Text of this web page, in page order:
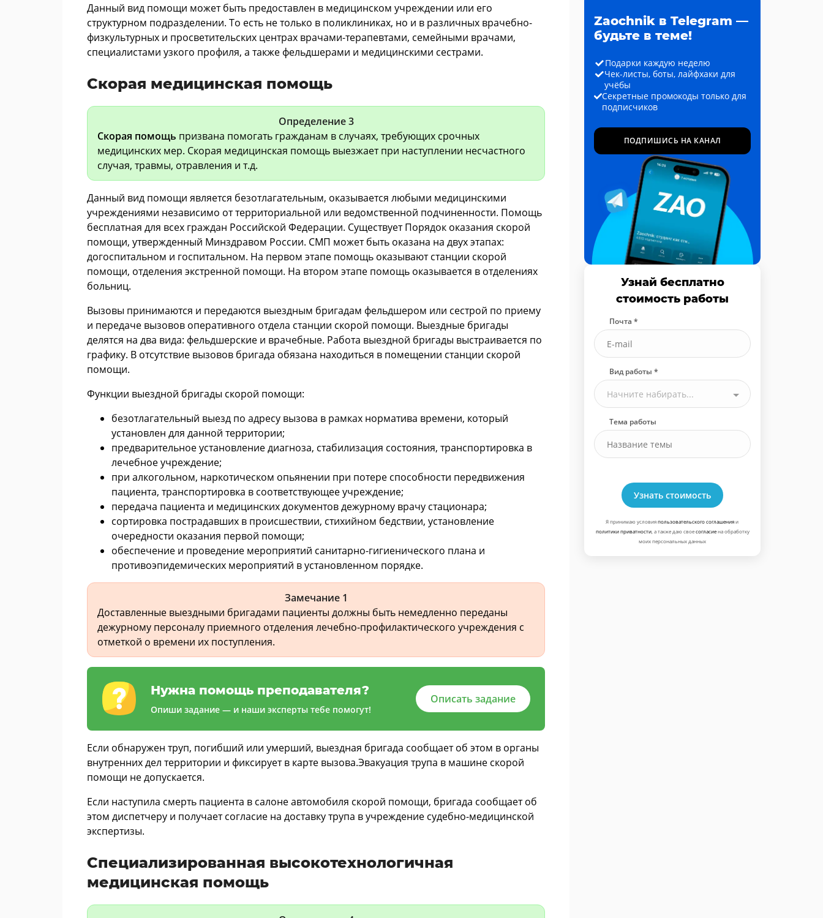
Данный вид помощи может быть предоставлен в медицинском учреждении или его
структурном подразделении. То есть не только в поликлиниках, но и в различных врачебно-
физкультурных и просветительских центрах врачами-терапевтами, семейными врачами,
специалистами узкого профиля, а также фельдшерами и медицинскими сестрами.
Скорая медицинская помощь
Определение 3
Скорая помощь призвана помогать гражданам в случаях, требующих срочных
медицинских мер. Скорая медицинская помощь выезжает при наступлении несчастного
случая, травмы, отравления и т.д.
Данный вид помощи является безотлагательным, оказывается любыми медицинскими
учреждениями независимо от территориальной или ведомственной подчиненности. Помощь
бесплатная для всех граждан Российской Федерации. Существует Порядок оказания скорой
помощи, утвержденный Минздравом России. СМП может быть оказана на двух этапах:
догоспитальном и госпитальном. На первом этапе помощь оказывают станции скорой
помощи, отделения экстренной помощи. На втором этапе помощь оказывается в отделениях
больниц.
Вызовы принимаются и передаются выездным бригадам фельдшером или сестрой по приему
и передаче вызовов оперативного отдела станции скорой помощи. Выездные бригады
делятся на два вида: фельдшерские и врачебные. Работа выездной бригады выстраивается по
графику. В отсутствие вызовов бригада обязана находиться в помещении станции скорой
помощи.
Функции выездной бригады скорой помощи:
безотлагательный выезд по адресу вызова в рамках норматива времени, который
установлен для данной территории;
предварительное установление диагноза, стабилизация состояния, транспортировка в
лечебное учреждение;
при алкогольном, наркотическом опьянении при потере способности передвижения
пациента, транспортировка в соответствующее учреждение;
передача пациента и медицинских документов дежурному врачу стационара;
сортировка пострадавших в происшествии, стихийном бедствии, установление
очередности оказания первой помощи;
обеспечение и проведение мероприятий санитарно-гигиенического плана и
противоэпидемических мероприятий в установленном порядке.
Замечание 1
Доставленные выездными бригадами пациенты должны быть немедленно переданы
дежурному персоналу приемного отделения лечебно-профилактического учреждения с
отметкой о времени их поступления.
Нужна помощь преподавателя?
Опиши задание — и наши эксперты тебе помогут!
Описать задание
Если обнаружен труп, погибший или умерший, выездная бригада сообщает об этом в органы
внутренних дел территории и фиксирует в карте вызова.Эвакуация трупа в машине скорой
помощи не допускается.
Если наступила смерть пациента в салоне автомобиля скорой помощи, бригада сообщает об
этом диспетчеру и получает согласие на доставку трупа в учреждение судебно-медицинской
экспертизы.
Специализированная высокотехнологичная
медицинская помощь
Zaochnik в Telegram —
будьте в теме!
Подарки каждую неделю
Чек-листы, боты, лайфхаки для
учёбы
Секретные промокоды только для
подписчиков
ПОДПИШИСЬ НА КАНАЛ
Узнай бесплатно
стоимость работы
Почта *
Вид работы *
Начните набирать...
Тема работы
Узнать стоимость
Я принимаю условияпользовательского соглашенияи
политики приватности, а также даю своесогласиена обработку
моих персональных данных